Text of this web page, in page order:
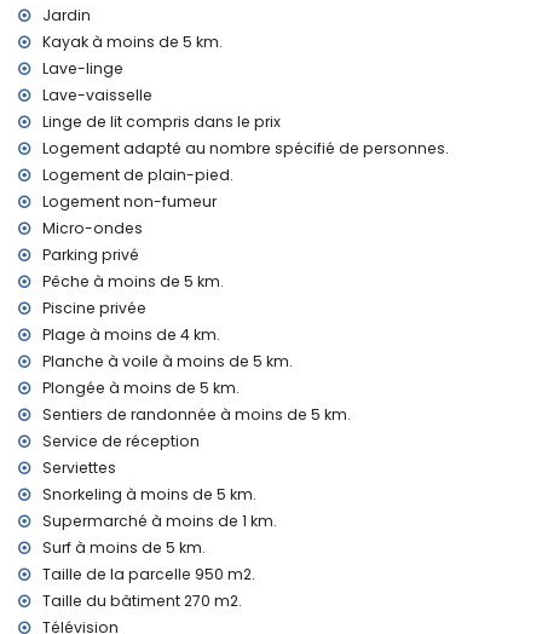
Équipements et services inclus dans le prix de location de la
villa
internet (WiFi)
fer et planche à repasser
linge de lit et serviettes
service de réception et service d'urgence 24 heures sur 24
chauffage central
Équipements et services avec supplément
lit supplémentaire et lit de bébé (sur demande)
Divertissements et activités de loisirs pour vos vacances à
Xàbia, Costa Blanca
discothèque, bar et promenade (Paseo Marítimo) (à moins
de 5 kilomètres de la maison)
Sites et culture à Xàbia, Costa Blanca
musée (Histórico de Xàbia, Xàbia), église (Virgen de Loreto,
Puerto, Xàbia), ruines (Molinos de Viento, Xàbia), monument
(Pueblo de Xàbia, Xàbia), bâtiment architectural (Pueblo de
Xàbia, Xàbia), lieu historique (Pueblo de Xàbia et Xàbia) (à
moins de 5 kilomètres de l'hébergement)
château (Portal de la Vila et Dénia) (à moins de 10
kilomètres de l'hébergement)
Sports
Jardin
Kayak à moins de 5 km.
Lave-linge
Lave-vaisselle
Linge de lit compris dans le prix
Logement adapté au nombre spécifié de personnes.
Logement de plain-pied.
Logement non-fumeur
Micro-ondes
Parking privé
Pêche à moins de 5 km.
Piscine privée
Plage à moins de 4 km.
Planche à voile à moins de 5 km.
Plongée à moins de 5 km.
Sentiers de randonnée à moins de 5 km.
Service de réception
Serviettes
Snorkeling à moins de 5 km.
Supermarché à moins de 1 km.
Surf à moins de 5 km.
Taille de la parcelle 950 m2.
Taille du bâtiment 270 m2.
Télévision